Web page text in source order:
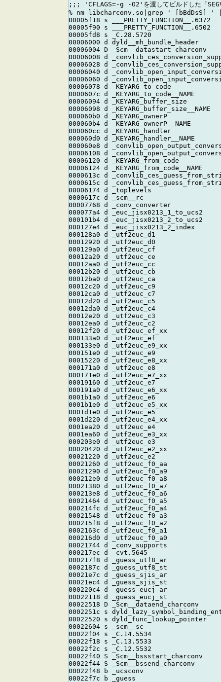
;;; 'CFLAGS=-g -O2'を渡してビルドした「
% nm libcharconv.so|grep '
00005f18 s ___PRETTY_FUNCTION__.6372
00005f90 s ___PRETTY_FUNCTION__.6502
00005fd8 s _C.28.5720
00006000 d dyld__mh_bundle_header
00006004 D _Scm__datastart_charconv
00006008 d
00006028 d
00006040 d
00006060 d
00006078 d _KEYARG_to_code
0000607c d _KEYARG_to_code__NAME
00006094 d _KEYARG_buffer_size
00006098 d _KEYARG_buffer_size__NAME
000060b0 d _KEYARG_ownerP
000060b4 d _KEYARG_ownerP__NAME
000060cc d _KEYARG_handler
000060d0 d _KEYARG_handler__NAME
000060e8 d
00006108 d
00006120 d _KEYARG_from_code
00006124 d _KEYARG_from_code__NAME
0000613c d
0000615c d
00006174 d _toplevels
0000617c d _scm__rc
00007768 d _conv_converter
000077a4 d _euc_jisx0213_1_to_ucs2
000101b4 d _euc_jisx0213_2_to_ucs2
000127e4 d _euc_jisx0213_2_index
000128a0 d _utf2euc_d1
00012920 d _utf2euc_d0
000129a0 d _utf2euc_cf
00012a20 d _utf2euc_ce
00012aa0 d _utf2euc_cc
00012b20 d _utf2euc_cb
00012ba0 d _utf2euc_ca
00012c20 d _utf2euc_c9
00012ca0 d _utf2euc_c7
00012d20 d _utf2euc_c5
00012da0 d _utf2euc_c4
00012e20 d _utf2euc_c3
00012ea0 d _utf2euc_c2
00012f20 d _utf2euc_ef_xx
000133a0 d _utf2euc_ef
000133e0 d _utf2euc_e9_xx
000151e0 d _utf2euc_e9
00015220 d _utf2euc_e8_xx
000171a0 d _utf2euc_e8
000171e0 d _utf2euc_e7_xx
00019160 d _utf2euc_e7
000191a0 d _utf2euc_e6_xx
0001b1a0 d _utf2euc_e6
0001b1e0 d _utf2euc_e5_xx
0001d1e0 d _utf2euc_e5
0001d220 d _utf2euc_e4_xx
0001ea20 d _utf2euc_e4
0001ea60 d _utf2euc_e3_xx
000203e0 d _utf2euc_e3
00020420 d _utf2euc_e2_xx
00021220 d _utf2euc_e2
00021260 d _utf2euc_f0_aa
00021290 d _utf2euc_f0_a9
000212e0 d _utf2euc_f0_a8
00021380 d _utf2euc_f0_a7
000213e8 d _utf2euc_f0_a6
00021464 d _utf2euc_f0_a5
000214fc d _utf2euc_f0_a4
00021548 d _utf2euc_f0_a3
000215f8 d _utf2euc_f0_a2
0002163c d _utf2euc_f0_a1
000216d0 d _utf2euc_f0_a0
00021744 d _conv_supports
000217ec d _cvt.5645
000217f8 d _guess_utf8_ar
0002187c d _guess_utf8_st
00021e7c d _guess_sjis_ar
00021ec4 d _guess_sjis_st
000220c4 d _guess_eucj_ar
00022118 d _guess_eucj_st
00022518 D _Scm__dataend_charconv
0002251c s
00022520 s dyld_func_lookup_pointer
00022604 s _scm__sc
00022f04 s _C.14.5534
00022f18 s _C.13.5533
00022f2c s _C.12.5532
00022f40 S _Scm__bssstart_charconv
00022f44 S _Scm__bssend_charconv
00022f48 b _ucsconv